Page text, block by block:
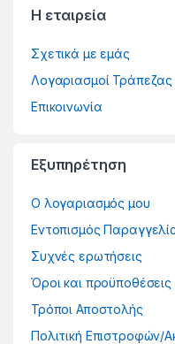
Η εταιρεία
Σχετικά με εμάς
Λογαριασμοί Τράπεζας
Επικοινωνία
Εξυπηρέτηση
Ο λογαριασμός μου
Εντοπισμός
Συχνές ερωτήσεις
Όροι και προϋποθέσεις
Τρόποι Αποστολής
Πολιτική Επιστροφών/